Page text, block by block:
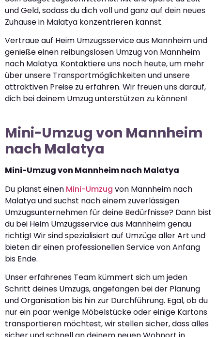
und Geld, sodass du dich voll und ganz auf dein neues
Zuhause in Malatya konzentrieren kannst.
Vertraue auf Heim Umzugsservice aus Mannheim und
genieße einen reibungslosen Umzug von Mannheim
nach Malatya. Kontaktiere uns noch heute, um mehr
über unsere Transportmöglichkeiten und unsere
attraktiven Preise zu erfahren. Wir freuen uns darauf,
dich bei deinem Umzug unterstützen zu können!
Mini-Umzug von Mannheim
nach Malatya
Mini-Umzug von Mannheim nach Malatya
Du planst einen Mini-Umzug von Mannheim nach
Malatya und suchst nach einem zuverlässigen
Umzugsunternehmen für deine Bedürfnisse? Dann bist
du bei Heim Umzugsservice aus Mannheim genau
richtig! Wir sind spezialisiert auf Umzüge aller Art und
bieten dir einen professionellen Service von Anfang
bis Ende.
Unser erfahrenes Team kümmert sich um jeden
Schritt deines Umzugs, angefangen bei der Planung
und Organisation bis hin zur Durchführung. Egal, ob du
nur ein paar wenige Möbelstücke oder einige Kartons
transportieren möchtest, wir stellen sicher, dass alles